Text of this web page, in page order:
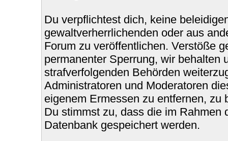
Du verpflichtest dich, keine
gewaltverherrlichenden oder aus
Forum zu veröffentlichen. Verstöße
permanenter Sperrung, wir behalten
strafverfolgenden Behörden
Administratoren und Moderatoren
eigenem Ermessen zu entfernen, zu
Du stimmst zu, dass die im Rahmen
Datenbank gespeichert werden.